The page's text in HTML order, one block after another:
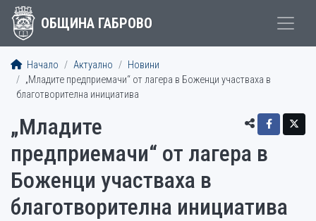
ОБЩИНА ГАБРОВО
Начало Актуално
Новини
„Младите предприемачи“ от лагера в Боженци участваха в
благотворителна инициатива
„Младите
предприемачи“ от лагера в
Боженци участваха в
благотворителна инициатива